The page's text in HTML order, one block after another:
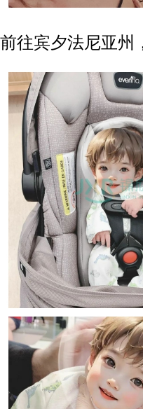
前往宾夕法尼亚州